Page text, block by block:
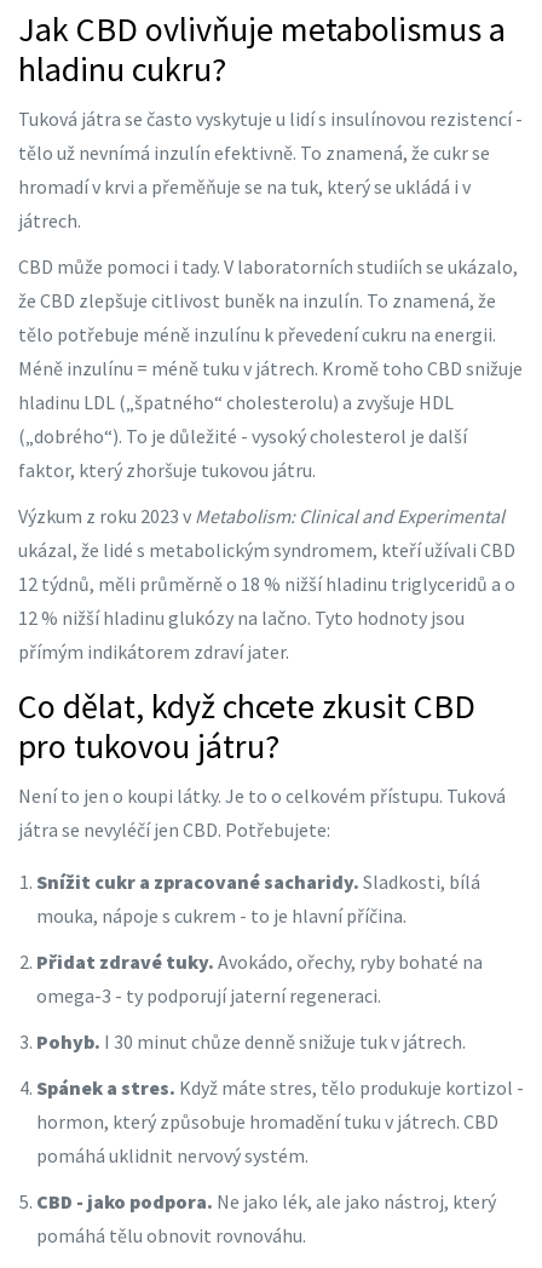
Jak CBD ovlivňuje metabolismus a
hladinu cukru?
Tuková játra se často vyskytuje u lidí s insulínovou rezistencí -
tělo už nevnímá inzulín efektivně. To znamená, že cukr se
hromadí v krvi a přeměňuje se na tuk, který se ukládá i v
játrech.
CBD může pomoci i tady. V laboratorních studiích se ukázalo,
že CBD zlepšuje citlivost buněk na inzulín. To znamená, že
tělo potřebuje méně inzulínu k převedení cukru na energii.
Méně inzulínu = méně tuku v játrech. Kromě toho CBD snižuje
hladinu LDL („špatného“ cholesterolu) a zvyšuje HDL
(„dobrého“). To je důležité - vysoký cholesterol je další
faktor, který zhoršuje tukovou játru.
Výzkum z roku 2023 v Metabolism: Clinical and Experimental
ukázal, že lidé s metabolickým syndromem, kteří užívali CBD
12 týdnů, měli průměrně o 18 % nižší hladinu triglyceridů a o
12 % nižší hladinu glukózy na lačno. Tyto hodnoty jsou
přímým indikátorem zdraví jater.
Co dělat, když chcete zkusit CBD
pro tukovou játru?
Není to jen o koupi látky. Je to o celkovém přístupu. Tuková
játra se nevyléčí jen CBD. Potřebujete:
Snížit cukr a zpracované sacharidy. Sladkosti, bílá
mouka, nápoje s cukrem - to je hlavní příčina.
Přidat zdravé tuky. Avokádo, ořechy, ryby bohaté na
omega-3 - ty podporují jaterní regeneraci.
Pohyb. I 30 minut chůze denně snižuje tuk v játrech.
Spánek a stres. Když máte stres, tělo produkuje kortizol -
hormon, který způsobuje hromadění tuku v játrech. CBD
pomáhá uklidnit nervový systém.
CBD - jako podpora. Ne jako lék, ale jako nástroj, který
pomáhá tělu obnovit rovnováhu.